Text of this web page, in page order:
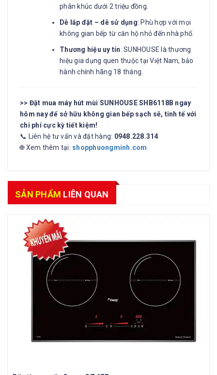
phân khúc dưới 2 triệu đồng.
Dễ lắp đặt – dễ sử dụng: Phù hợp với mọi
không gian bếp từ căn hộ nhỏ đến nhà phố.
Thương hiệu uy tín: SUNHOUSE là thương
hiệu gia dụng quen thuộc tại Việt Nam, bảo
hành chính hãng 18 tháng.
>> Đặt mua máy hút mùi SUNHOUSE SHB6118B ngay
hôm nay để sở hữu không gian bếp sạch sẽ, tinh tế với
chi phí cực kỳ tiết kiệm!
📞 Liên hệ tư vấn và đặt hàng: 0948.228.314
🌐 Xem thêm tại: shopphuongminh.com
SẢN PHẨM LIÊN QUAN